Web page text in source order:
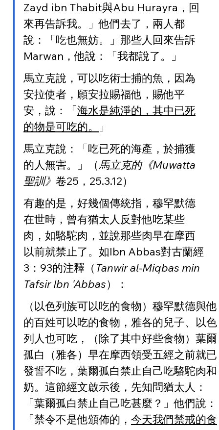
Zayd ibn Thabit與Abu Hurayra，回
來再告訴我。」他們去了，兩人都
說：「吃也無妨。」那些人回來告訴
Marwan，他說：「我都說了。」
馬立克說，可以吃術士捕的魚，因為
安拉使者，願安拉賜福他，賜他平
安，說：「海水是純淨的，其中已死
的物是可吃的。
」
馬立克說：「吃已死的海產，於捕獲
的人無害。」（馬立克的《Muwatta
聖訓》 卷25，25.3.12）
有趣的是，好幾個傳統指，穆罕默德
在世時，曾有猶太人反對他吃某些
肉，如駱駝肉，並說那些肉早在摩西
以前就禁止了。如Ibn Abbas對古蘭經
3：93的注釋（Tanwir al-Miqbas min
Tafsir Ibn 'Abbas）：
（以色列族可以吃的食物）穆罕默德與他
的百姓可以吃的食物，雅各的兒子、以色
列人也可吃，（除了其中好些食物）葉爾
孤白（雅各）早在摩西領受五經之前就已
發誓不吃，葉爾孤白禁止自己吃駱駝肉和
奶。這節經文啟示後，先知問猶太人：
「葉爾孤白禁止自己吃甚麼？」他們說：
「禁令不是他頒佈的， 今天我們禁戒的食